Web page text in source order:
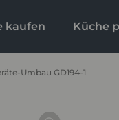
kaufen Küche
Umbau GD194-1